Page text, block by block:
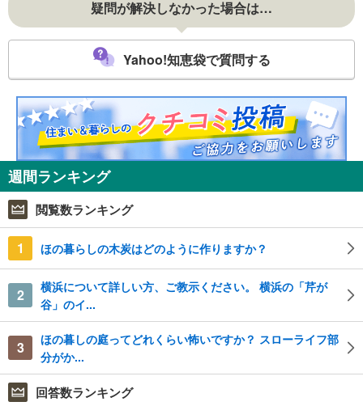
疑問が解決しなかった場合は…
Yahoo!知恵袋で質問する
週間ランキング
閲覧数ランキング
1 ほの暮らしの木炭はどのように作りますか？
2
横浜について詳しい方、ご教示ください。 横浜の「芹が
谷」のイ...
3
ほの暮しの庭ってどれくらい怖いですか？ スローライフ部
分がか...
回答数ランキング